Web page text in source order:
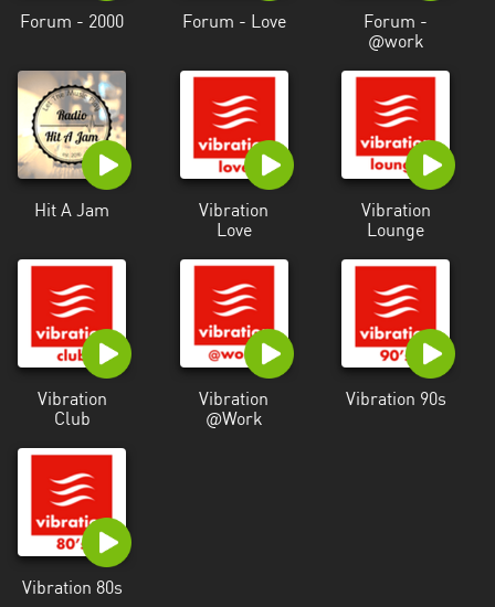
Forum - 2000 Forum - Love
Forum -
@work
Hit A Jam
Vibration
Love
Vibration
Lounge
Vibration
Club
Vibration
@Work
Vibration 90s
Vibration 80s